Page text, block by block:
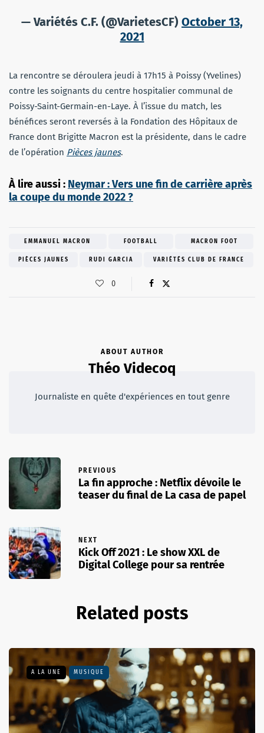
— Variétés C.F. (@VarietesCF) October 13,
2021
La rencontre se déroulera jeudi à 17h15 à Poissy (Yvelines)
contre les soignants du centre hospitalier communal de
Poissy-Saint-Germain-en-Laye. À l’issue du match, les
bénéfices seront reversés à la Fondation des Hôpitaux de
France dont Brigitte Macron est la présidente, dans le cadre
de l’opération Pièces jaunes.
À lire aussi : Neymar : Vers une fin de carrière après
la coupe du monde 2022 ?
EMMANUEL MACRON FOOTBALL MACRON FOOT
PIÈCES JAUNES RUDI GARCIA VARIÉTÉS CLUB DE FRANCE
0
ABOUT AUTHOR
Théo Videcoq
Journaliste en quête d'expériences en tout genre
PREVIOUS
La fin approche : Netflix dévoile le
teaser du final de La casa de papel
NEXT
Kick Off 2021 : Le show XXL de
Digital College pour sa rentrée
Related posts
A LA UNE MUSIQUE